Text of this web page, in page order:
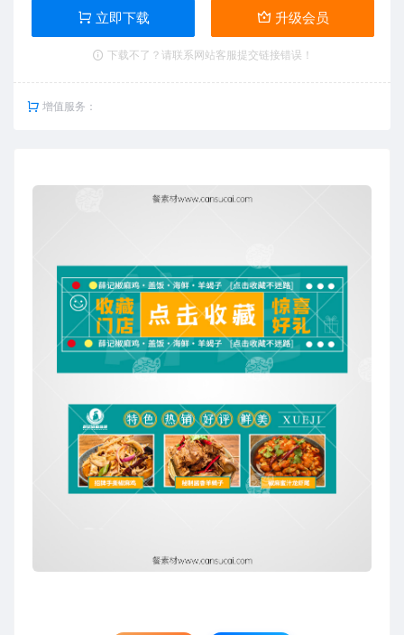
立即下载 升级会员
下载不了？请联系网站客服提交链接错误！
增值服务：